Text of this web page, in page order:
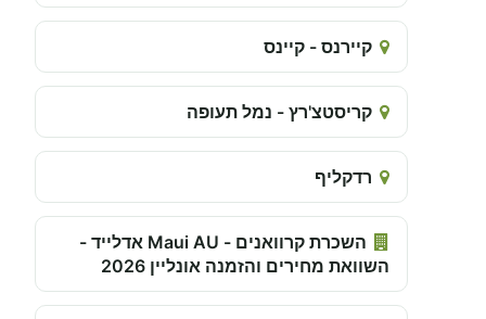
קיירנס - קיינס
קריסטצ'רץ - נמל תעופה
רדקליף
השכרת קרוואנים - Maui AU אדלייד -
השוואת מחירים והזמנה אונליין 2026